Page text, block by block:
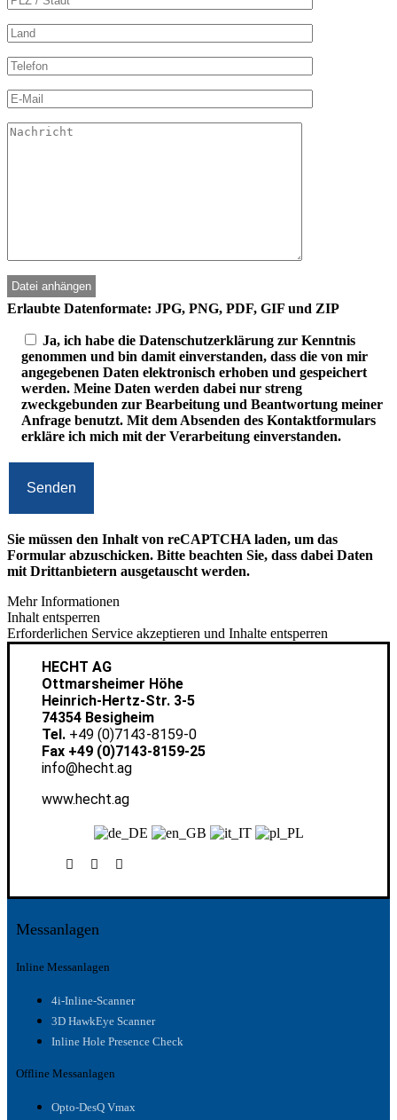
Erlaubte Datenformate: JPG, PNG, PDF, GIF und ZIP
Ja, ich habe die Datenschutzerklärung zur Kenntnis
genommen und bin damit einverstanden, dass die von mir
angegebenen Daten elektronisch erhoben und gespeichert
werden. Meine Daten werden dabei nur streng
zweckgebunden zur Bearbeitung und Beantwortung meiner
Anfrage benutzt. Mit dem Absenden des Kontaktformulars
erkläre ich mich mit der Verarbeitung einverstanden.
Sie müssen den Inhalt von reCAPTCHAladen, um das
Formular abzuschicken. Bitte beachten Sie, dass dabei Daten
mit Drittanbietern ausgetauscht werden.
Mehr Informationen
Inhalt entsperren
Erforderlichen Service akzeptieren und Inhalte entsperren
HECHT AG
Ottmarsheimer Höhe
Heinrich-Hertz-Str. 3-5
74354 Besigheim
Tel. +49 (0)7143-8159-0
Fax +49 (0)7143-8159-25
info@hecht.ag
www.hecht.ag
Messanlagen
Inline Messanlagen
4i-Inline-Scanner
3D HawkEye Scanner
Inline Hole Presence Check
Offline Messanlagen
Opto-DesQ Vmax